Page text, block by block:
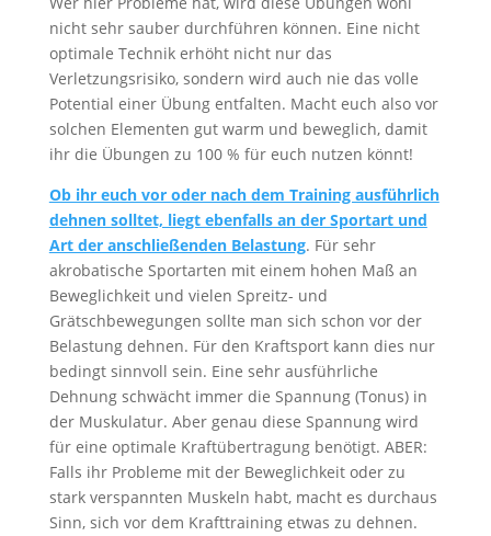
nicht sehr sauber durchführen können. Eine nicht
optimale Technik erhöht nicht nur das
Verletzungsrisiko, sondern wird auch nie das volle
Potential einer Übung entfalten. Macht euch also vor
solchen Elementen gut warm und beweglich, damit
ihr die Übungen zu 100 % für euch nutzen könnt!
Ob ihr euch vor oder nach dem Training ausführlich
dehnen solltet, liegt ebenfalls an der Sportart und
Art der anschließenden Belastung. Für sehr
akrobatische Sportarten mit einem hohen Maß an
Beweglichkeit und vielen Spreitz- und
Grätschbewegungen sollte man sich schon vor der
Belastung dehnen. Für den Kraftsport kann dies nur
bedingt sinnvoll sein. Eine sehr ausführliche
Dehnung schwächt immer die Spannung (Tonus) in
der Muskulatur. Aber genau diese Spannung wird
für eine optimale Kraftübertragung benötigt. ABER:
Falls ihr Probleme mit der Beweglichkeit oder zu
stark verspannten Muskeln habt, macht es durchaus
Sinn, sich vor dem Krafttraining etwas zu dehnen.